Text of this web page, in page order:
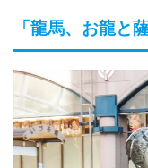
「龍馬、お龍と